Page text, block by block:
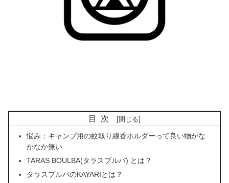
目次
悩み：キャンプ用の蚊取り線香ホルダーって良い物がな
かなか無い
TARAS BOULBA(タラスブルバ) とは？
タラスブルバのKAYARIとは？